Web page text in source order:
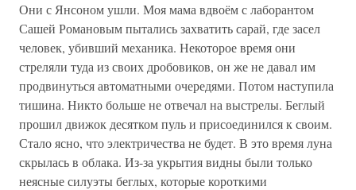
Они с Янсоном ушли. Моя мама вдвоём с лаборантом
Сашей Романовым пытались захватить сарай, где засел
человек, убивший механика. Некоторое время они
стреляли туда из своих дробовиков, он же не давал им
продвинуться автоматными очередями. Потом наступила
тишина. Никто больше не отвечал на выстрелы. Беглый
прошил движок десятком пуль и присоединился к своим.
Стало ясно, что электричества не будет. В это время луна
скрылась в облака. Из-за укрытия видны были только
неясные силуэты беглых, которые короткими